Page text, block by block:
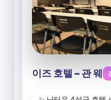
이즈 호텔 – 관 웨